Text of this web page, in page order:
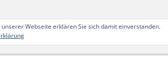
Webseite erklären Sie sich damit einverstanden.